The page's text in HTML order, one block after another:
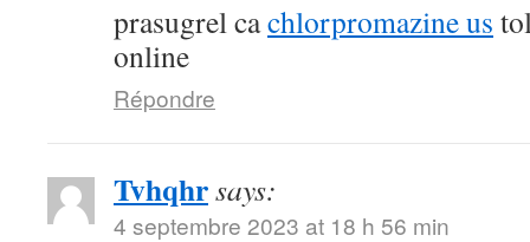
prasugrel cachlorpromazine us
online
Répondre
Tvhqhrsays:
4 septembre 2023 at 18 h 56 min